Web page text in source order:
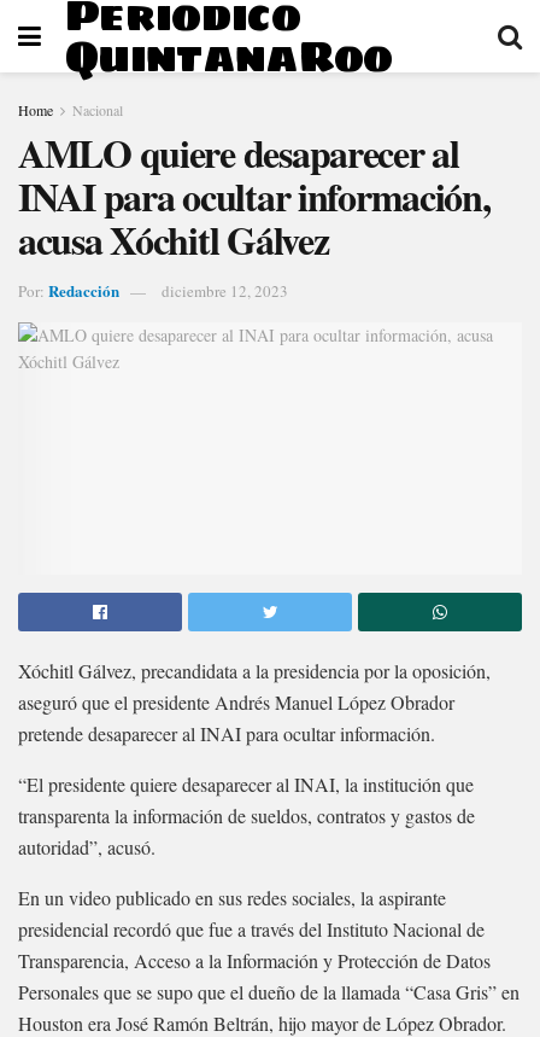
Periodico
QuintanaRoo
Home Nacional
AMLO quiere desaparecer al
INAI para ocultar información,
acusa Xóchitl Gálvez
Por: Redacción diciembre 12, 2023
Xóchitl Gálvez, precandidata a la presidencia por la oposición,
aseguró que el presidente Andrés Manuel López Obrador
pretende desaparecer al INAI para ocultar información.
“El presidente quiere desaparecer al INAI, la institución que
transparenta la información de sueldos, contratos y gastos de
autoridad”, acusó.
En un video publicado en sus redes sociales, la aspirante
presidencial recordó que fue a través del Instituto Nacional de
Transparencia, Acceso a la Información y Protección de Datos
Personales que se supo que el dueño de la llamada “Casa Gris” en
Houston era José Ramón Beltrán, hijo mayor de López Obrador.